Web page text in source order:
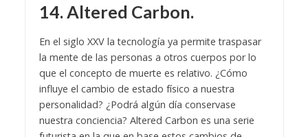
14. Altered Carbon.
En el siglo XXV la tecnología ya permite traspasar
la mente de las personas a otros cuerpos por lo
que el concepto de muerte es relativo. ¿Cómo
influye el cambio de estado físico a nuestra
personalidad? ¿Podrá algún día conservase
nuestra conciencia? Altered Carbon es una serie